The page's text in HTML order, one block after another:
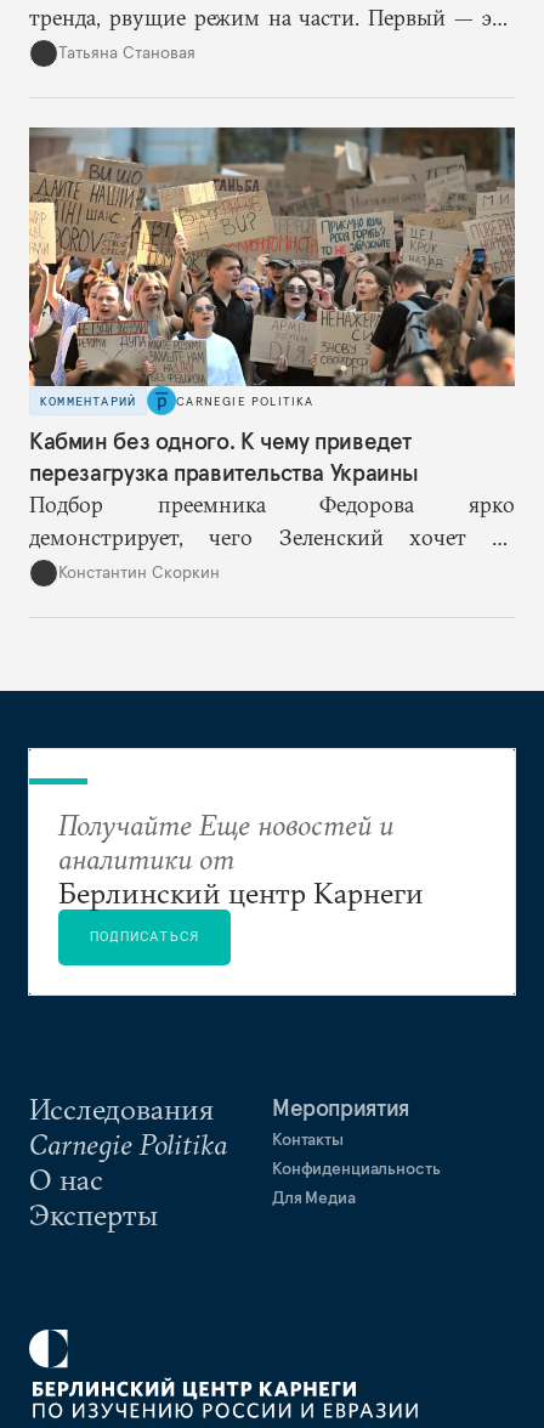
тренда, рвущие режим на части. Первый — это
путинская логика войны, где эскалация влечет за
возможностей, на компетентность в принятии
решений и адекватное целеполагание.
Татьяна Становая
КОММЕНТАРИЙ CARNEGIE POLITIKA
Кабмин без одного. К чему приведет
перезагрузка правительства Украины
Подбор преемника Федорова ярко
демонстрирует, чего Зеленский хочет от
высшего военного руководства: продолжить
Константин Скоркин
Исследования
Carnegie Politika
О нас
Эксперты
Мероприятия
Контакты
Конфиденциальность
Для Медиа
Получайте Еще новостей и
аналитики от
Берлинский центр Карнеги
ПОДПИСАТЬСЯ